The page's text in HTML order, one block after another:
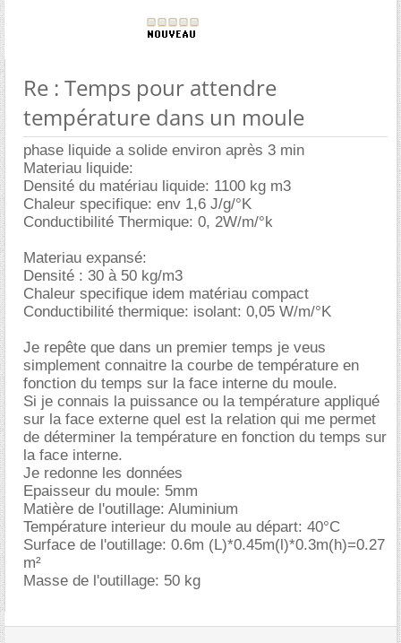
Re : Temps pour attendre
température dans un moule
phase liquide a solide environ après 3 min
Materiau liquide:
Densité du matériau liquide: 1100 kg m3
Chaleur specifique: env 1,6 J/g/°K
Conductibilité Thermique: 0, 2W/m/°k
Materiau expansé:
Densité : 30 à 50 kg/m3
Chaleur specifique idem matériau compact
Conductibilité thermique: isolant: 0,05 W/m/°K
Je repête que dans un premier temps je veus
simplement connaitre la courbe de température en
fonction du temps sur la face interne du moule.
Si je connais la puissance ou la température appliqué
sur la face externe quel est la relation qui me permet
de déterminer la température en fonction du temps sur
la face interne.
Je redonne les données
Epaisseur du moule: 5mm
Matière de l'outillage: Aluminium
Température interieur du moule au départ: 40°C
Surface de l'outillage: 0.6m (L)*0.45m(l)*0.3m(h)=0.27
m²
Masse de l'outillage: 50 kg